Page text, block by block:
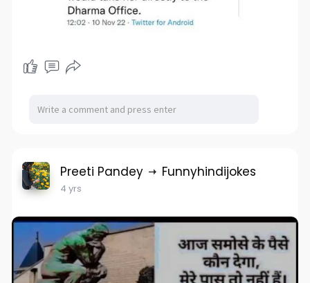
Preeti Pandey Funnyhindijokes
4 yrs